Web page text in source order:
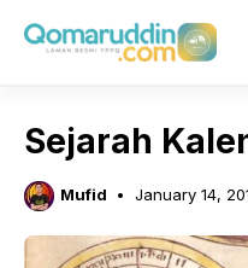
Sejarah
Mufid January 14,